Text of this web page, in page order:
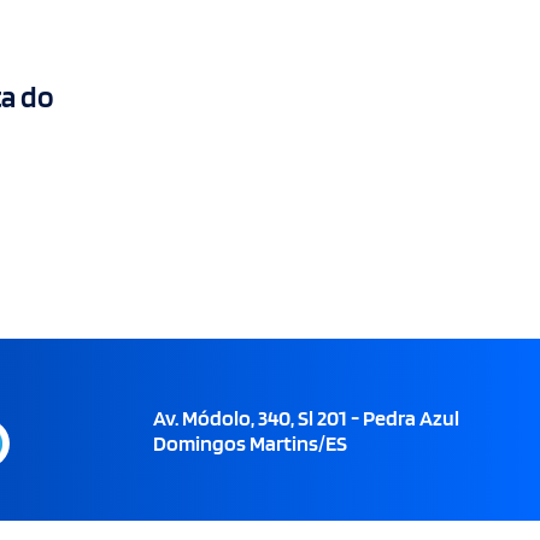
do
Av. Módolo, 340, Sl 201 - Pedra Azul
Domingos Martins/ES